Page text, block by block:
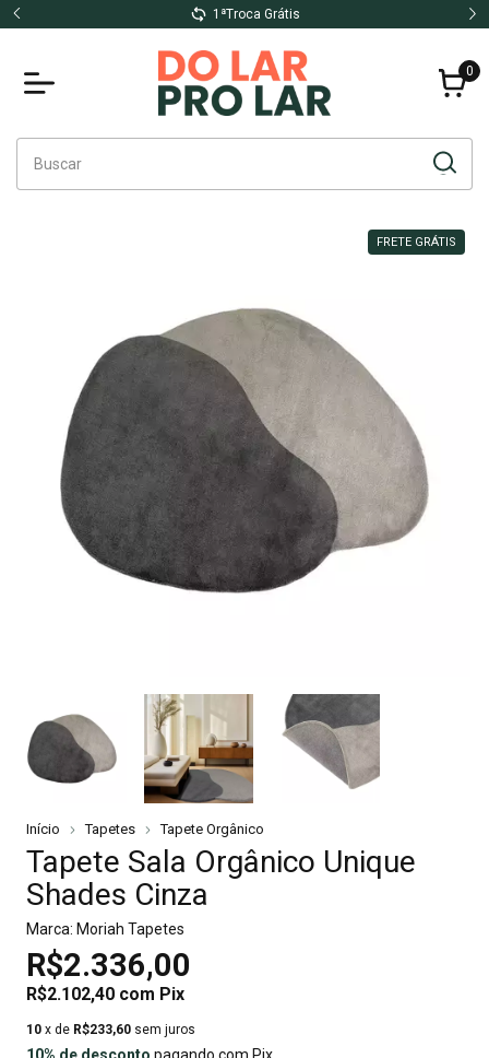
1ªTroca Grátis
0
FRETE GRÁTIS
Início Tapetes Tapete Orgânico
Tapete Sala Orgânico Unique
Shades Cinza
Marca: Moriah Tapetes
R$2.336,00
R$2.102,40 com Pix
10 x de R$233,60 sem juros